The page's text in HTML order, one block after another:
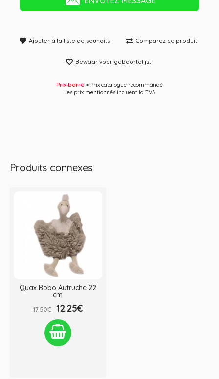
Ajouter à la liste de souhaits Comparez ce produit
Bewaar voor geboortelijst
Prix ​​barré = Prix catalogue recommandé
Les prix mentionnés incluent la TVA
Produits connexes
Quax Bobo Autruche 22
cm
17.50€ 12.25€